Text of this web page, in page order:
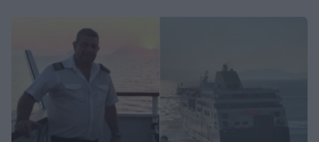
INSIDE STORIES
ΠΑΜΕ ΣΤΟΙΧΗΜΑ: Περισσότερα από
95 εκατομμύρια ευρώ σε κέρδη
μοίρασε τον Ιούλιο